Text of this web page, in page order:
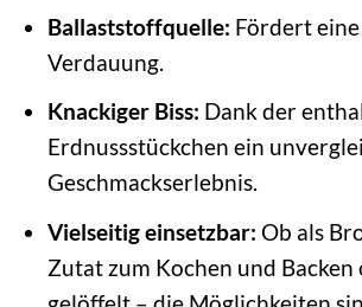
Ballaststoffquelle: Fördert
Verdauung.
Knackiger Biss: Dank der
Erdnussstückchen ein
Geschmackserlebnis.
Vielseitig einsetzbar: Ob als
Zutat zum Kochen und Backen